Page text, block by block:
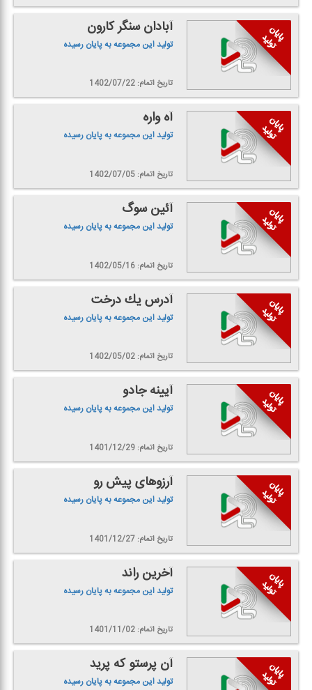
آبادان سنگر كارون
تولید این مجموعه به پایان رسیده
تاریخ اتمام: 1402/07/22
آه واره
تولید این مجموعه به پایان رسیده
تاریخ اتمام: 1402/07/05
آئین سوگ
تولید این مجموعه به پایان رسیده
تاریخ اتمام: 1402/05/16
آدرس یك درخت
تولید این مجموعه به پایان رسیده
تاریخ اتمام: 1402/05/02
آیینه جادو
تولید این مجموعه به پایان رسیده
تاریخ اتمام: 1401/12/29
آرزوهای پیش رو
تولید این مجموعه به پایان رسیده
تاریخ اتمام: 1401/12/27
آخرین راند
تولید این مجموعه به پایان رسیده
تاریخ اتمام: 1401/11/02
آن پرستو كه پرید
تولید این مجموعه به پایان رسیده